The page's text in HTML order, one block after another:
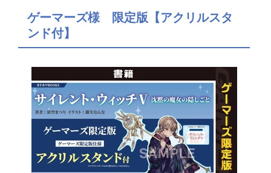
ゲーマーズ様 限定版【アクリルスタ
ンド付】